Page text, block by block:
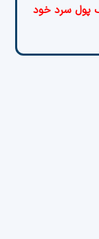
پول سرد خود